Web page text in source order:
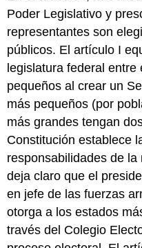
Poder Legislativo y
representantes son
públicos. El artículo I
legislatura federal
pequeños al crear un
más pequeños (por
más grandes tengan
Constitución establece
responsabilidades de
deja claro que el
en jefe de las fuerzas
otorga a los estados
través del Colegio